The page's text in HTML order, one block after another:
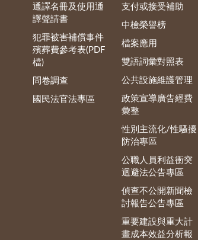
通譯名冊及使用通
譯聲請書
犯罪被害補償事件
殯葬費參考表(PDF
檔)
問卷調查
國民法官法專區
支付或接受補助
中檢榮譽榜
檔案應用
雙語詞彙對照表
公共設施維護管理
政策宣導廣告經費
彙整
性別主流化/性騷擾
防治專區
公職人員利益衝突
迴避法公告專區
偵查不公開新聞檢
討報告公告專區
重要建設與重大計
畫成本效益分析報